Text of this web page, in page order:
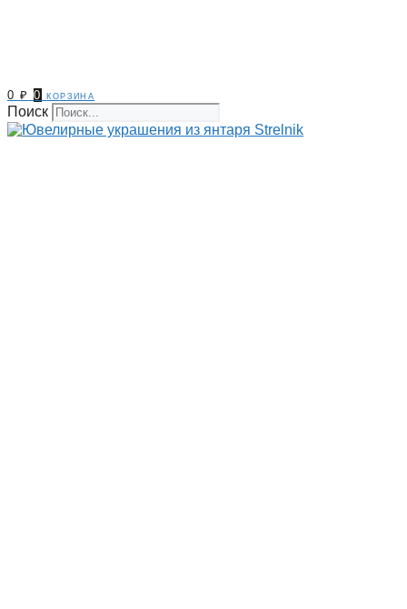
0₽ 0 корзина
Поиск